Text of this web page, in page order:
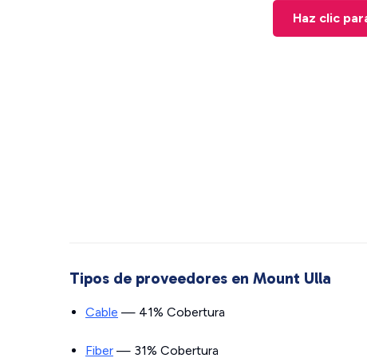
Haz clic
Tipos de proveedores en Mount Ulla
Cable — 41% Cobertura
Fiber — 31% Cobertura